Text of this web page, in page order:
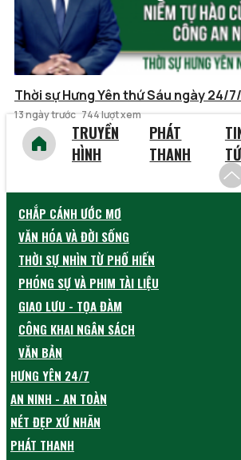
Thời sự Hưng Yên thứ Sáu ngày 24/
13 ngày trước 744 lượt xem
TRUYỀN
HÌNH
PHÁT
THANH
CHẮP CÁNH ƯỚC MƠ
VĂN HÓA VÀ ĐỜI SỐNG
THỜI SỰ NHÌN TỪ PHỐ HIẾN
PHÓNG SỰ VÀ PHIM TÀI LIỆU
GIAO LƯU - TỌA ĐÀM
CÔNG KHAI NGÂN SÁCH
VĂN BẢN
HƯNG YÊN 24/7
AN NINH - AN TOÀN
NÉT ĐẸP XỨ NHÃN
PHÁT THANH